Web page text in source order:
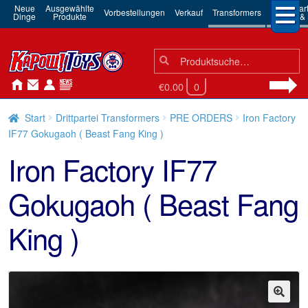
Neue
Dinge
Ausgewählte
Produkte Vorbestellungen Verkauf Transformers 3rd
Robots
Suchen
nach:
Suche
€0.00 0
Start Drittpartei Transformers PRE ORDERS
Iron Factory
IF77 Gokugaoh ( Beast Fang King )
Iron Factory IF77
Gokugaoh ( Beast Fang
King )